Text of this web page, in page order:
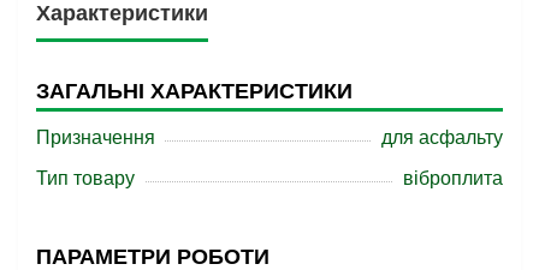
Характеристики
ЗАГАЛЬНІ ХАРАКТЕРИСТИКИ
Призначення
для асфальту
Тип товару
віброплита
ПАРАМЕТРИ РОБОТИ